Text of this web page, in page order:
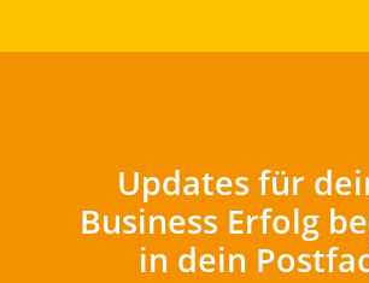
Updates für
Business Erfolg
in dein